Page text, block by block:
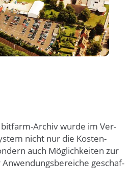
Archiv wurde im Ver­
nicht nur die Kosten­
auch Mögl­ich­keiten zur
ge­schaf­